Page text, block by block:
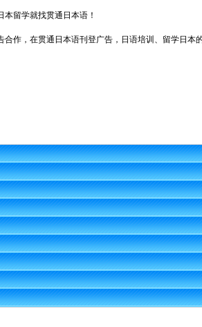
本留学就找贯通日本语！
合作，在贯通日本语刊登广告，日语培训、留学日本